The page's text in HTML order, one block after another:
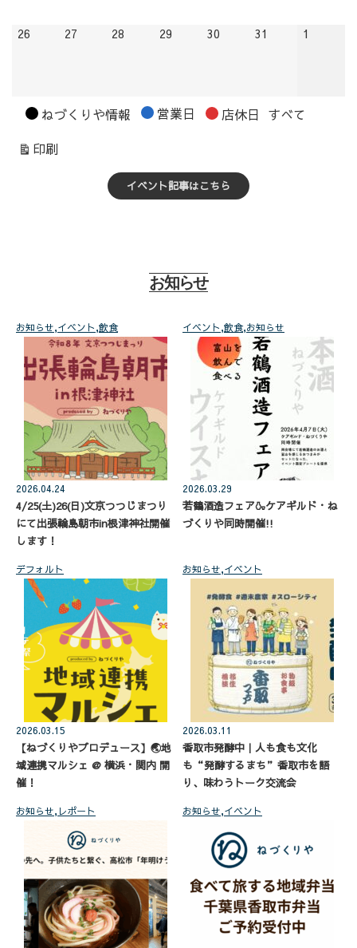
26 2025.05.26
27 2025.05.27
28 2025.05.28
29 2025.05.29
30 2025.05.30
31 2025.05.31
1
カ
ゴ
ねづくりや情報 営業日 店休日 すべて
印刷表
イベント記事はこちら
お知らせ
お知らせ,イベント,飲食
2026.04.24
4/25(土)26(日)文京つつじまつり
にて出張輪島朝市in根津神社開催
します！
イベント,飲食,お知らせ
2026.03.29
若鶴酒造フェア🍶ケアギルド・ね
づくりや同時開催!!
デフォルト
2026.03.15
【ねづくりやプロデュース】🌏地
域連携マルシェ @ 横浜・関内 開
催！
お知らせ,イベント
2026.03.11
香取市発酵中｜人も食も文化
も“発酵するまち”香取市を語
り、味わうトーク交流会
お知らせ, レポート お知らせ,イベント